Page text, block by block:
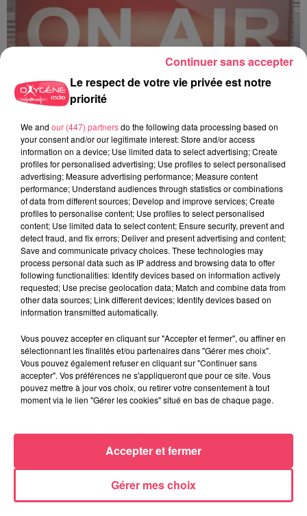
C'est plus ou c'est moins ? - 18 06 2026
C'est plus ou c'est moins ? - 17 06 2026
Le respect de votre vie privée est notre
priorité
We and our (447) partnersdo the following data processing based on
your consent and/or our legitimate interest: Store and/or access
information on a device; Use limited data to select advertising; Create
profiles for personalised advertising; Use profiles to select personalised
advertising; Measure advertising performance; Measure content
performance; Understand audiences through statistics or combinations
of data from different sources; Develop and improve services; Create
profiles to personalise content; Use profiles to select personalised
content; Use limited data to select content; Ensure security, prevent and
detect fraud, and fix errors; Deliver and present advertising and content;
Save and communicate privacy choices. These technologies may
process personal data such as IP address and browsing data to offer
following functionalities: Identify devices based on information actively
requested; Use precise geolocation data; Match and combine data from
other data sources; Link different devices; Identify devices based on
information transmitted automatically.
Vous pouvez accepter en cliquant sur "Accepter et fermer", ou affiner en
sélectionnant les finalités et/ou partenaires dans "Gérer mes choix".
Vous pouvez également refuser en cliquant sur "Continuer sans
accepter". Vos préférences ne s'appliqueront que pour ce site. Vous
pouvez mettre à jour vos choix, ou retirer votre consentement à tout
moment via le lien "Gérer les cookies" situé en bas de chaque page.
Gérer mes choix
Accepter et fermer
Continuer sans accepter